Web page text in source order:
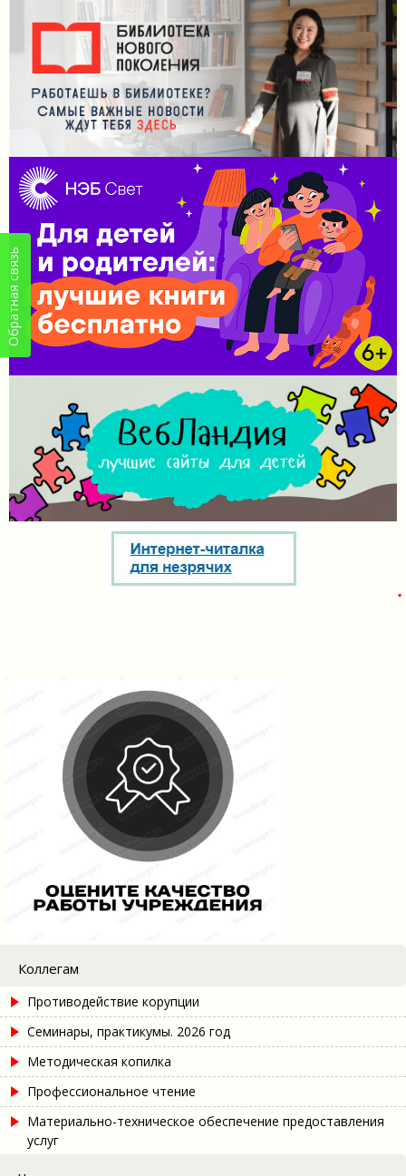
Коллегам
Противодействие корупции
Семинары, практикумы. 2026 год
Методическая копилка
Профессиональное чтение
Материально-техническое обеспечение предоставления
услуг
Обратная связь